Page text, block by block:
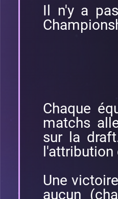
Il n'y a
Chaque
matchs
sur la
l'attribution
Une
aucun